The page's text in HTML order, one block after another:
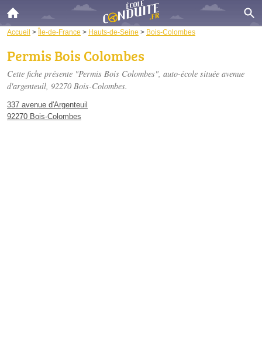
Accueil > Île-de-France > Hauts-de-Seine > Bois-Colombes
Permis Bois Colombes
Cette fiche présente "Permis Bois Colombes", auto-école située avenue
d'argenteuil, 92270 Bois-Colombes.
337 avenue d'Argenteuil
92270 Bois-Colombes